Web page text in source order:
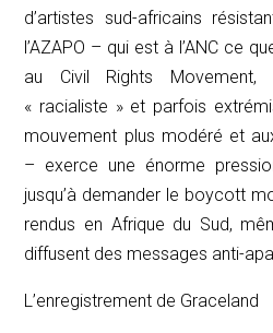
d’artistes sud-africains
l’AZAPO – qui est à l’ANC ce
au Civil Rights Movement,
« racialiste » et parfois
mouvement plus modéré et
– exerce une énorme
jusqu’à demander le boycott
rendus en Afrique du Sud,
diffusent des messages anti-
L’enregistrement de Graceland